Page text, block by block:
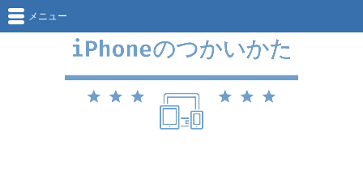
メニュー